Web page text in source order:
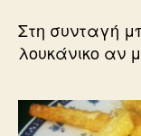
Στη συνταγή
λουκάνικο αν